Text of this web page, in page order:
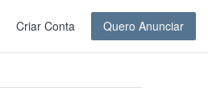
Criar Conta Quero Anunciar